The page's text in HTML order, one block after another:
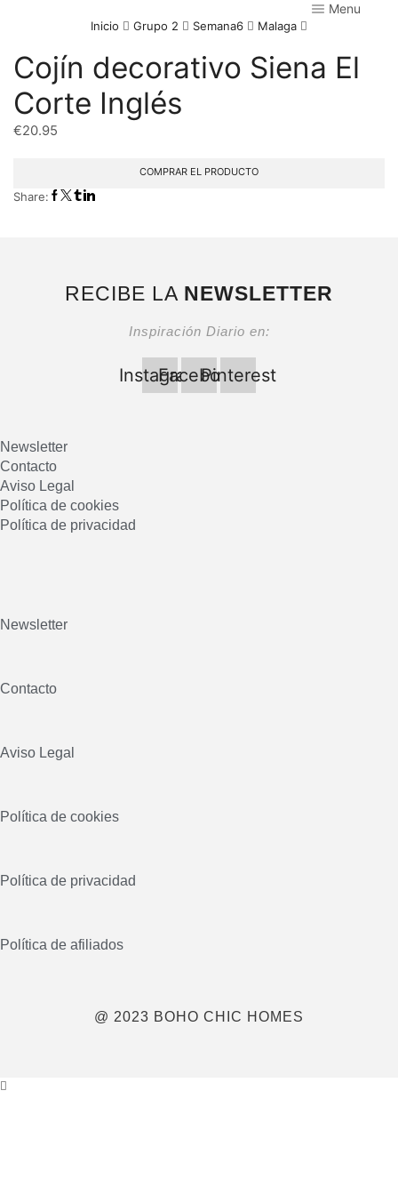
Menu
Inicio Grupo 2 Semana6 Malaga
Cojín decorativo Siena El
Corte Inglés
€20.95
COMPRAR EL PRODUCTO
Share:
RECIBE LA NEWSLETTER
Inspiración Diario en:
Instagram
Facebook
Pinterest
Newsletter
Contacto
Aviso Legal
Política de cookies
Política de privacidad
Newsletter
Contacto
Aviso Legal
Política de cookies
Política de privacidad
Política de afiliados
@ 2023 BOHO CHIC HOMES